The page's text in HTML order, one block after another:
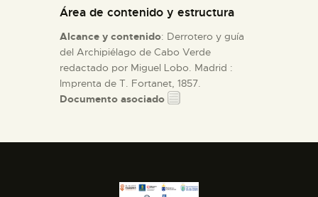
Área de contenido y estructura
Alcance y contenido: Derrotero y guía
del Archipiélago de Cabo Verde
redactado por Miguel Lobo. Madrid :
Imprenta de T. Fortanet, 1857.
Documento asociado